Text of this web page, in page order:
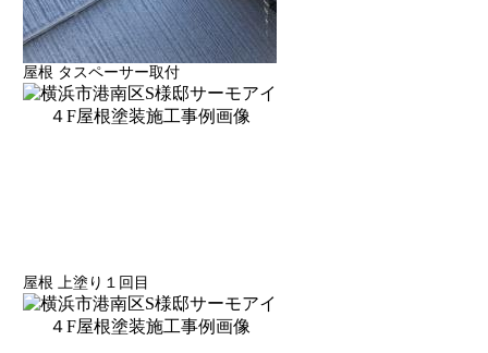
屋根 タスペーサー取付
屋根 上塗り１回目